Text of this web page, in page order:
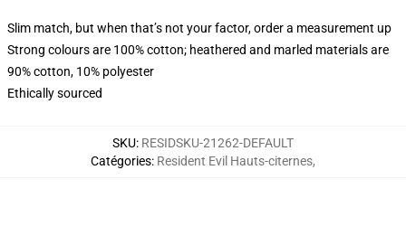
Slim match, but when that’s not your factor, order a measurement up
Strong colours are 100% cotton; heathered and marled materials are
90% cotton, 10% polyester
Ethically sourced
SKU: RESIDSKU-21262-DEFAULT
Catégories: Resident Evil Hauts-citernes,